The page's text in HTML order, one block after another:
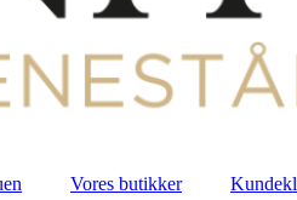
Vores butikker